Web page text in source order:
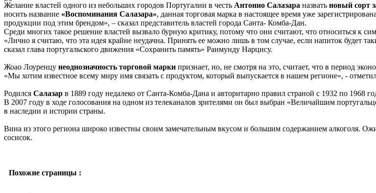
Желание властей одного из небольших городов Португалии в честь Антонио Салазара назвать новый сорт
носить название «Воспоминания Салазара», данная торговая марка в настоящее время уже
продукции под этим брендом», – сказал представитель властей города Санта- Комба-Дан.
Среди многих такое решение властей вызвало бурную критику, потому что они считают, что относиться к
«Лично я считаю, что эта идея крайне неудачна. Принять ее можно лишь в том случае, если напиток будет
сказал глава португальского движения «Сохранить память» Раимунду Нарцису.
Жоао Лоуренцу неоднозначность торговой марки признает, но, не смотря на это, считает, что в период
«Мы хотим известное всему миру имя связать с продуктом, который выпускается в нашем регионе», -
Родился Салазар в 1889 году недалеко от Санта-Комба-Дана и авторитарно правил страной с 1932 по 1968
В 2007 году в ходе голосования на одном из телеканалов зрителями он был выбран «Величайшим
в наследии и истории страны.
Вина из этого региона широко известны своим замечательным вкусом и большим содержанием алкоголя.
сосисок.
Похожие страницы :